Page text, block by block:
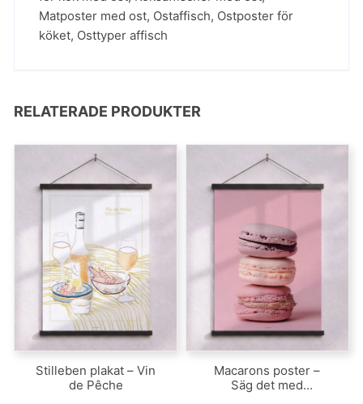
Matposter med ost, Ostaffisch, Ostposter för
köket, Osttyper affisch
RELATERADE PRODUKTER
Stilleben plakat – Vin
de Pêche
Macarons poster –
Säg det med